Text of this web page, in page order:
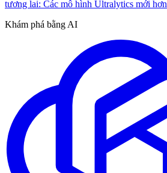
tương lai: Các mô hình Ultralytics mới hơn
Khám phá bằng AI